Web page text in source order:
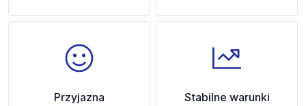
Przyjazna
Stabilne warunki